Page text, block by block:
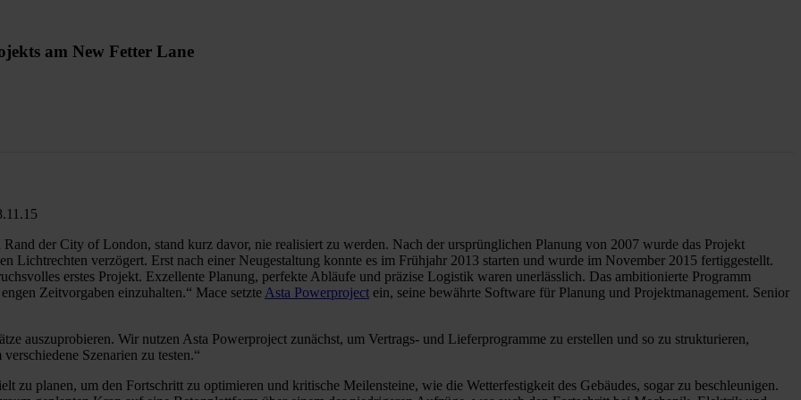
am New Fetter Lane
der City of London, stand kurz davor, nie realisiert zu werden. Nach der ursprünglichen Planung von 2007 wurde das Projekt
Lichtrechten verzögert. Erst nach einer Neugestaltung konnte es im Frühjahr 2013 starten und wurde im November 2015 fertiggestellt.
erstes Projekt. Exzellente Planung, perfekte Abläufe und präzise Logistik waren unerlässlich. Das ambitionierte Programm
Zeitvorgaben einzuhalten.“ Mace setzte Asta Powerproject ein, seine bewährte Software für Planung und Projektmanagement. Senior
auszuprobieren. Wir nutzen Asta Powerproject zunächst, um Vertrags- und Lieferprogramme zu erstellen und so zu strukturieren,
Szenarien zu testen.“
zu planen, um den Fortschritt zu optimieren und kritische Meilensteine, wie die Wetterfestigkeit des Gebäudes, sogar zu beschleunigen.